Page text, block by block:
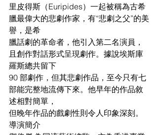
里皮得斯（Euripides）一起被稱為古希
臘最偉大的悲劇作家，有“悲劇之父”的美
譽，是希
臘話劇的革命者，他引入第二名演員，
且創作對話形式呈現劇作。據說埃斯庫
羅斯總共留下
90 部劇作，但其悲劇作品，至今只有七
部能完整地流傳下來。他早年的作品敘
述相對簡單，
但晚年作品的戲劇性則令人印象深刻。
導演簡介